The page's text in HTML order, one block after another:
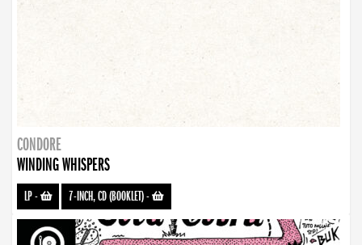
CONDORE
WINDING WHISPERS
LP- 7-INCH, CD (BOOKLET)-